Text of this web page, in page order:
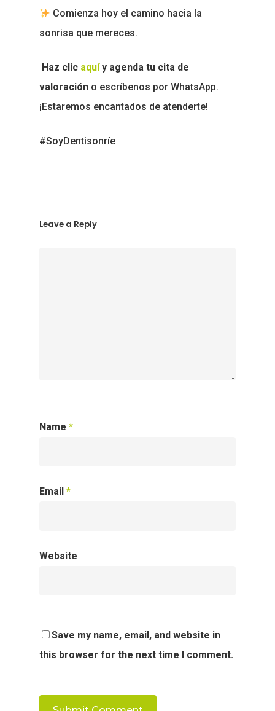
Comienza hoy el camino hacia la
sonrisa que mereces.
Haz clic aquíy agenda tu cita de
valoración o escríbenos por WhatsApp.
¡Estaremos encantados de atenderte!
#SoyDentisonríe
Leave a Reply
Name *
Email *
Website
Save my name, email, and website in
this browser for the next time I comment.